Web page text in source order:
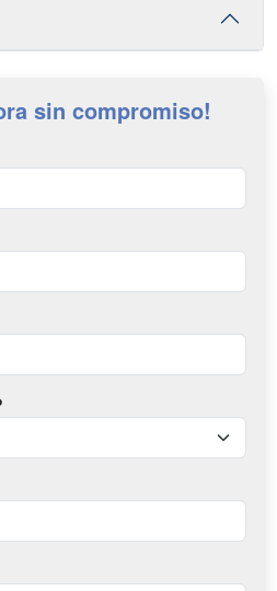
sin compromiso!